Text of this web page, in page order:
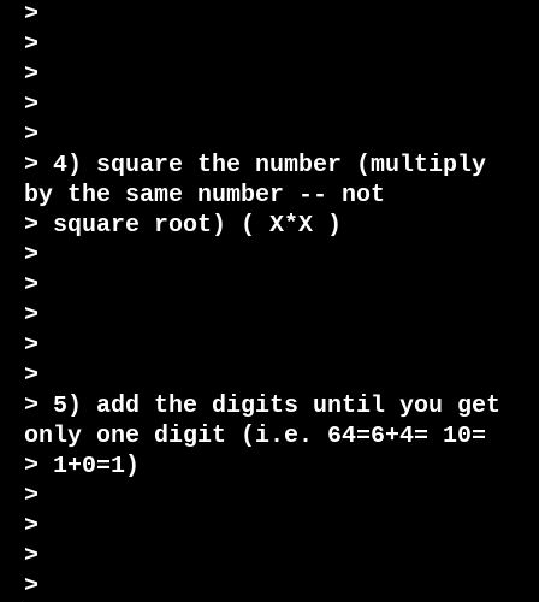
>
>
>
>
>
> 4) square the number (multiply
by the same number -- not
> square root) ( X*X )
>
>
>
>
>
> 5) add the digits until you get
only one digit (i.e. 64=6+4= 10=
> 1+0=1)
>
>
>
>